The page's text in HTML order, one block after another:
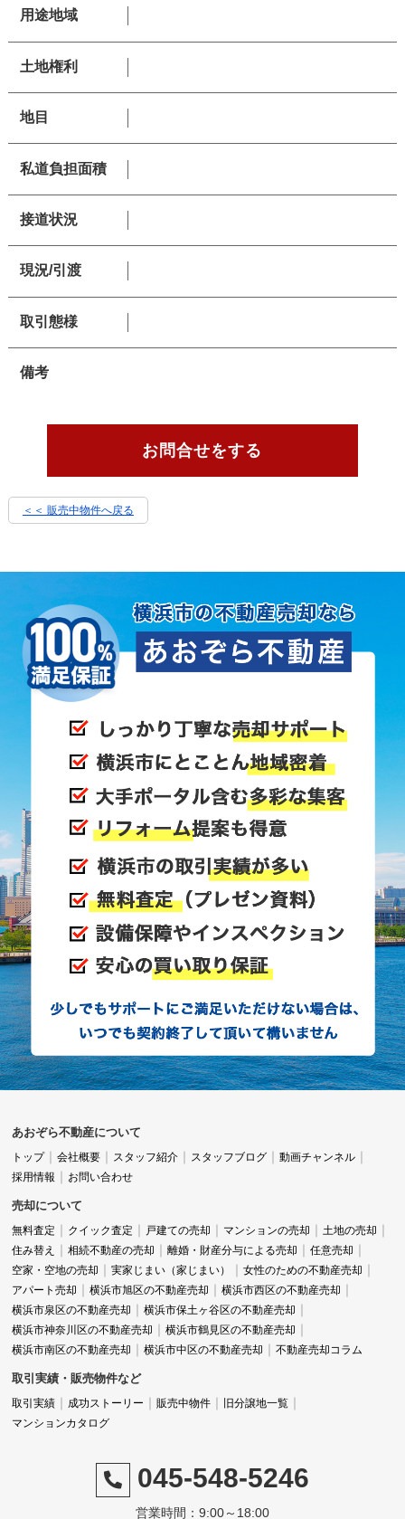
用途地域
土地権利
地目
私道負担面積
接道状況
現況/引渡
取引態様
備考
お問合せをする
＜＜ 販売中物件へ戻る
あおぞら不動産について
トップ 会社概要 スタッフ紹介 スタッフブログ
動画チャンネル
採用情報
お問い合わせ
売却について
無料査定 クイック査定 戸建ての売却 マンションの売却
土地の売却
住み替え
相続不動産の売却 離婚・財産分与による売却
任意売却
空家・空地の売却
実家じまい（家じまい）
女性のための不動産売却
アパート売却
横浜市旭区の不動産売却
横浜市西区の不動産売却
横浜市泉区の不動産売却
横浜市保土ヶ谷区の不動産売却
横浜市神奈川区の不動産売却
横浜市鶴見区の不動産売却
横浜市南区の不動産売却
横浜市中区の不動産売却 不動産売却コラム
取引実績・販売物件など
取引実績 成功ストーリー 販売中物件
旧分譲地一覧
マンションカタログ
045-548-5246
営業時間：9:00～18:00